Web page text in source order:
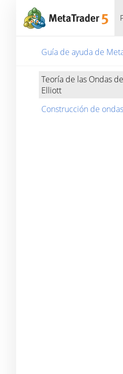
Guía de ayuda de
Teoría de las Ondas de
Elliott
Construcción de ondas